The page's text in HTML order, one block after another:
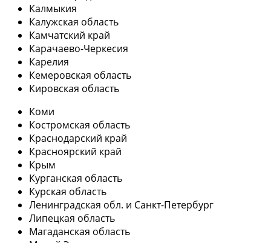
Калмыкия
Калужская область
Камчатский край
Карачаево-Черкесия
Карелия
Кемеровская область
Кировская область
Коми
Костромская область
Краснодарский край
Красноярский край
Крым
Курганская область
Курская область
Ленинградская обл. и Санкт-Петербург
Липецкая область
Магаданская область